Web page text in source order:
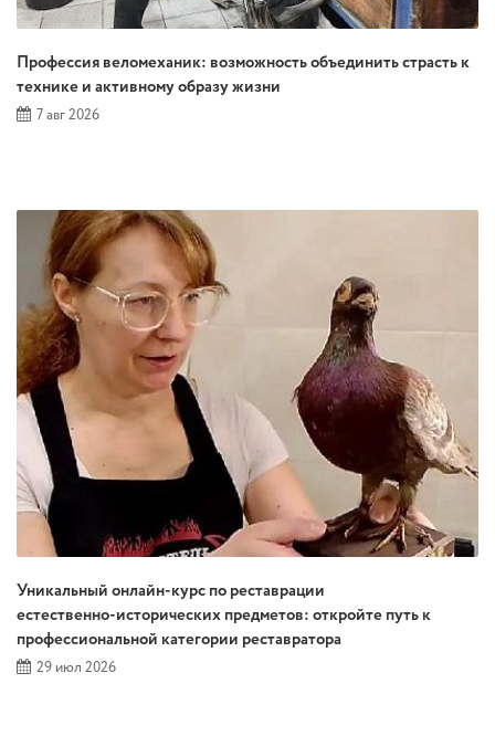
Профессия веломеханик: возможность объединить страсть к
технике и активному образу жизни
7 авг 2026
Уникальный онлайн‑курс по реставрации
естественно‑исторических предметов: откройте путь к
профессиональной категории реставратора
29 июл 2026